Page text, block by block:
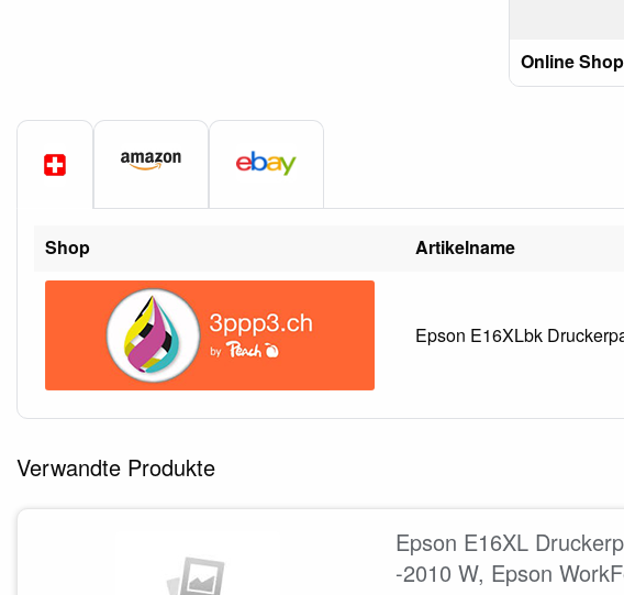
Online
Shop Artikelname
Epson E16XLbk
Verwandte Produkte
Epson E16XL
-2010 W, Epson